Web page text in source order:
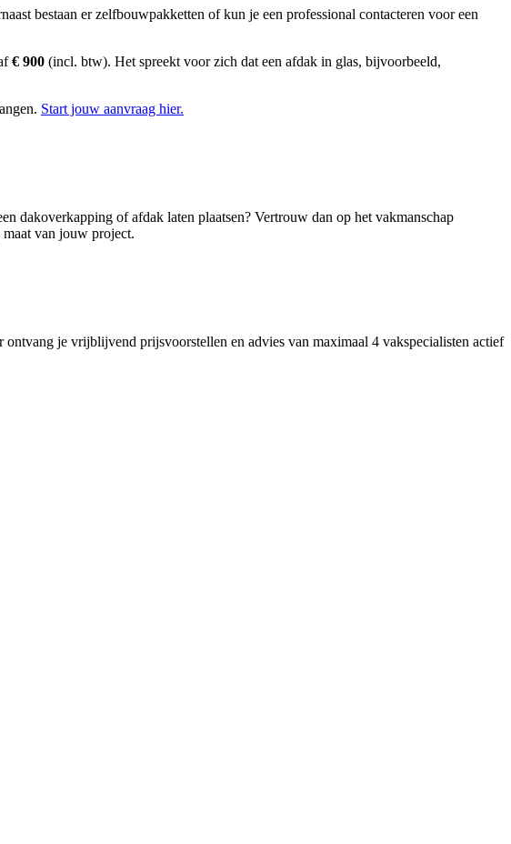
bestaan er zelfbouwpakketten of kun je een professional contacteren voor een
€ 900 (incl. btw). Het spreekt voor zich dat een afdak in glas, bijvoorbeeld,
Start jouw aanvraag hier.
dakoverkapping of afdak laten plaatsen? Vertrouw dan op het vakmanschap
van jouw project.
je vrijblijvend prijsvoorstellen en advies van maximaal 4 vakspecialisten actief